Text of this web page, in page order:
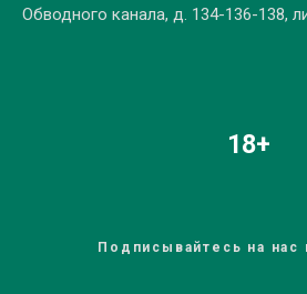
Обводного канала, д. 134-136-138,
18+
Подписывайтесь на нас